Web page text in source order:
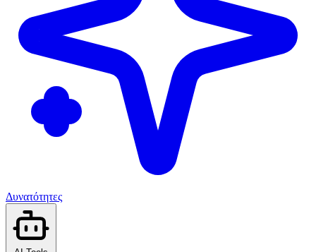
Δυνατότητες